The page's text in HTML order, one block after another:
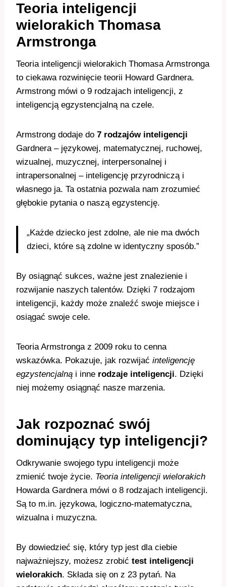
Teoria inteligencji
wielorakich Thomasa
Armstronga
Teoria inteligencji wielorakich Thomasa Armstronga
to ciekawa rozwinięcie teorii Howard Gardnera.
Armstrong mówi o 9 rodzajach inteligencji, z
inteligencją egzystencjalną na czele.
Armstrong dodaje do 7 rodzajów inteligencji
Gardnera – językowej, matematycznej, ruchowej,
wizualnej, muzycznej, interpersonalnej i
intrapersonalnej – inteligencję przyrodniczą i
własnego ja. Ta ostatnia pozwala nam zrozumieć
głębokie pytania o naszą egzystencję.
„Każde dziecko jest zdolne, ale nie ma dwóch
dzieci, które są zdolne w identyczny sposób.”
By osiągnąć sukces, ważne jest znalezienie i
rozwijanie naszych talentów. Dzięki 7 rodzajom
inteligencji, każdy może znaleźć swoje miejsce i
osiągać swoje cele.
Teoria Armstronga z 2009 roku to cenna
wskazówka. Pokazuje, jak rozwijać inteligencję
egzystencjalną i inne rodzaje inteligencji. Dzięki
niej możemy osiągnąć nasze marzenia.
Jak rozpoznać swój
dominujący typ inteligencji?
Odkrywanie swojego typu inteligencji może
zmienić twoje życie. Teoria inteligencji wielorakich
Howarda Gardnera mówi o 8 rodzajach inteligencji.
Są to m.in. językowa, logiczno-matematyczna,
wizualna i muzyczna.
By dowiedzieć się, który typ jest dla ciebie
najważniejszy, możesz zrobić test inteligencji
wielorakich. Składa się on z 23 pytań. Na